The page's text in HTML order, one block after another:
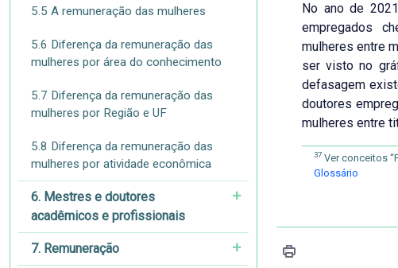
5.5 A remuneração das mulheres
5.6 Diferença da remuneração das
mulheres por área do conhecimento
5.7 Diferença da remuneração das
mulheres por Região e UF
5.8 Diferença da remuneração das
mulheres por atividade econômica
6. Mestres e doutores
acadêmicos e profissionais
7. Remuneração
No ano de
empregados
mulheres entre
ser visto no
defasagem
doutores
mulheres entre
37 Ver conceitos
Glossário